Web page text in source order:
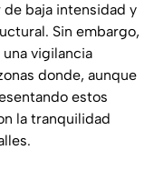
de baja intensidad y
Sin embargo,
vigilancia
donde, aunque
estos
la tranquilidad